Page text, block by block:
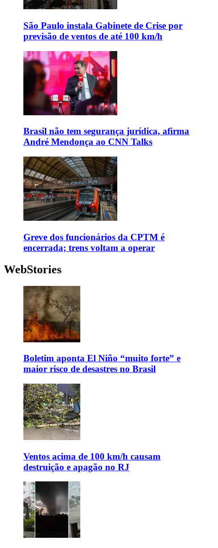
São Paulo instala Gabinete de Crise por
previsão de ventos de até 100 km/h
Brasil não tem segurança jurídica, afirma
André Mendonça ao CNN Talks
Greve dos funcionários da CPTM é
encerrada; trens voltam a operar
WebStories
Boletim aponta El Niño “muito forte” e
maior risco de desastres no Brasil
Ventos acima de 100 km/h causam
destruição e apagão no RJ